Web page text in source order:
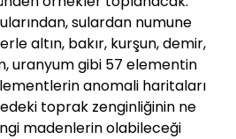
sulardan numune
altın, bakır, kurşun, demir,
uranyum gibi 57 elementin
anomali haritaları
toprak zenginliğinin ne
madenlerin olabileceği